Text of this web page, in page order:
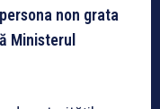
non grata
Ministerul